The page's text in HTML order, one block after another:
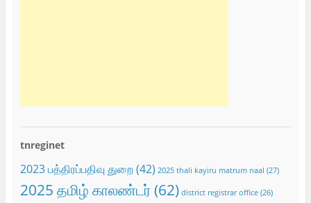
tnreginet
2023 பத்திரப்பதிவு துறை(42) 2025 thali kayiru matrum naal (27)
2025 தமிழ் காலண்டர்(62) district registrar office(26)